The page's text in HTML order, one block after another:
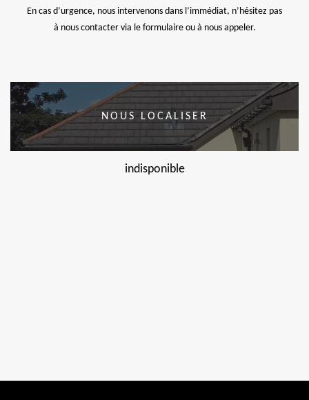
En cas d’urgence, nous intervenons dans l’immédiat, n’hésitez pas
à nous contacter via le formulaire ou à nous appeler.
NOUS LOCALISER
indisponible